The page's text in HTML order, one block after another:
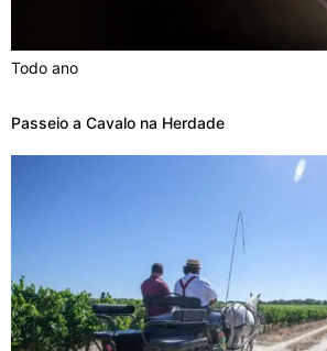
Todo ano
Passeio a Cavalo na Herdade